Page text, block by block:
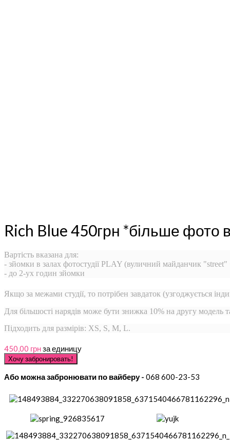
Rich Blue 450грн *більше фото
Вартість вказана для:
- зйомки в залах фотостудії PLAY (вуличний майданчик "street"
- до 2-ух годин зйомки
Якщо за межами студії, то потрібен завдаток (узгоджується
Для більшості нарядів може бути знижка 10% на другу
Підходить для размірів: XS, S, M, L.
450,00 грнза единицу
Або можна забронювати по вайберу - 068 600-23-53